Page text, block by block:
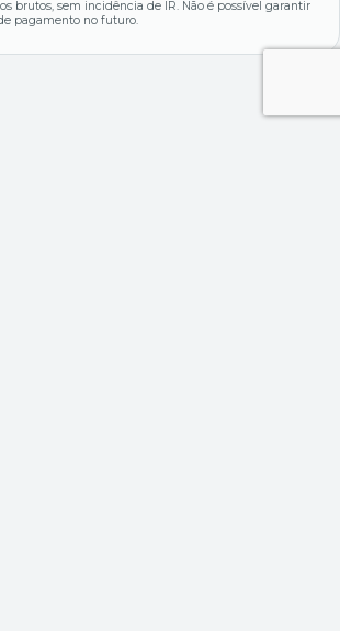
brutos, sem incidência de IR. Não é possível garantir
pagamento no futuro.